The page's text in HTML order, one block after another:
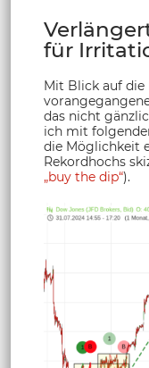
für
Mit Blick auf die
das nicht
ich mit
die Möglichkeit
Rekordhochs
„buy the dip“).